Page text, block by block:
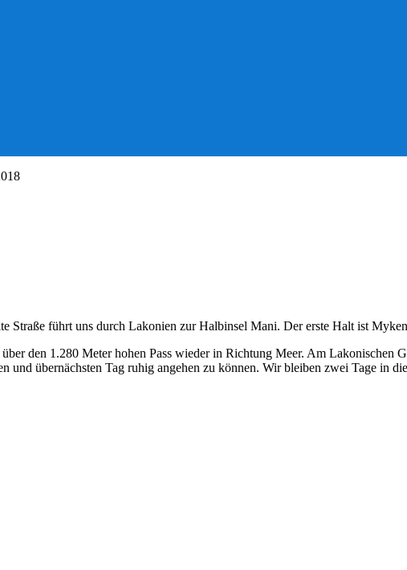
Straße führt uns durch Lakonien zur Halbinsel Mani. Der erste Halt ist
den 1.280 Meter hohen Pass wieder in Richtung Meer. Am
und übernächsten Tag ruhig angehen zu können. Wir bleiben zwei Tage in